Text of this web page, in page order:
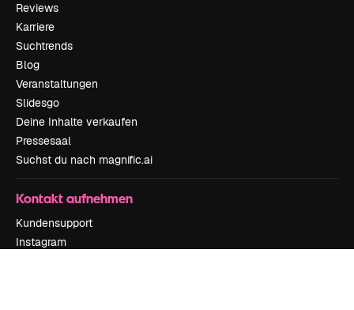
Reviews
Karriere
Suchtrends
Blog
Veranstaltungen
Slidesgo
Deine Inhalte verkaufen
Pressesaal
Suchst du nach magnific.ai
Kontakt aufnehmen
Kundensupport
Instagram